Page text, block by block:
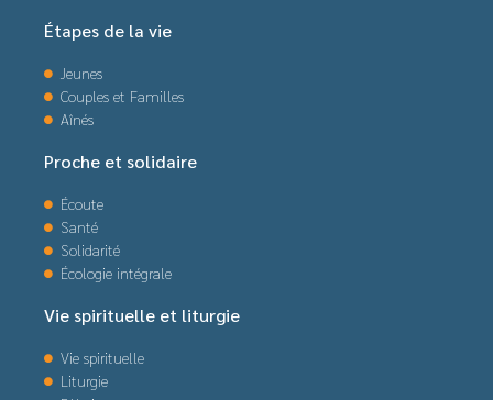
Étapes de la vie
Jeunes
Couples et Familles
Aînés
Proche et solidaire
Écoute
Santé
Solidarité
Écologie intégrale
Vie spirituelle et liturgie
Vie spirituelle
Liturgie